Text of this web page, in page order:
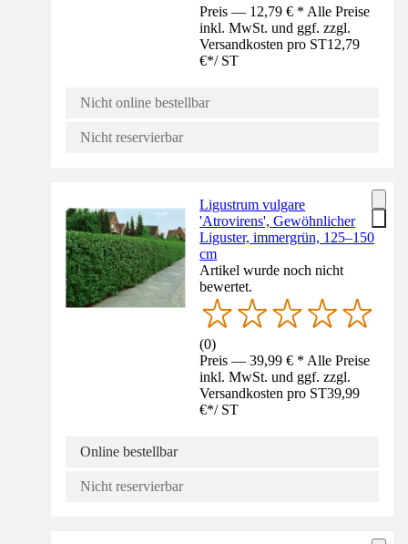
Preis — 12,79 € * Alle Preise
inkl. MwSt. und ggf. zzgl.
Versandkosten pro ST12,79
€*/ ST
Nicht online bestellbar
Nicht reservierbar
Ligustrum vulgare
'Atrovirens', Gewöhnlicher
Liguster, immergrün, 125–150
cm
Artikel wurde noch nicht
bewertet.
(0)
Preis — 39,99 € * Alle Preise
inkl. MwSt. und ggf. zzgl.
Versandkosten pro ST39,99
€*/ ST
Online bestellbar
Nicht reservierbar